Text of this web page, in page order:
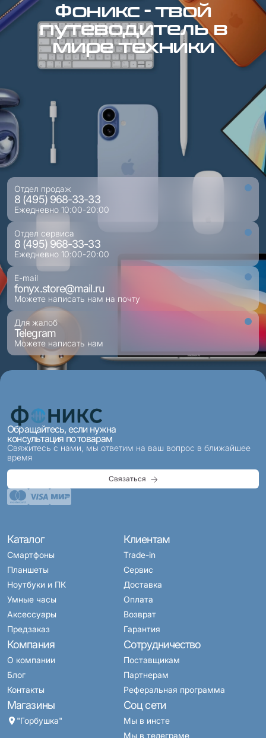
Фоникс - твой
путеводитель в
мире техники
Отдел продаж
8 (495) 968-33-33
Ежедневно 10:00-20:00
Отдел сервиса
8 (495) 968-33-33
Ежедневно 10:00-20:00
E-mail
fonyx.store@mail.ru
Можете написать нам на почту
Для жалоб
Telegram
Можете написать нам
Обращайтесь, если нужна
консультация по товарам
Свяжитесь с нами, мы ответим на ваш вопрос в ближайшее
время
Связаться
Каталог
Смартфоны
Планшеты
Ноутбуки и ПК
Умные часы
Аксессуары
Предзаказ
Клиентам
Trade-in
Сервис
Доставка
Оплата
Возврат
Гарантия
Компания
О компании
Блог
Контакты
Магазины
"Горбушка"
Сотрудничество
Поставщикам
Партнерам
Реферальная программа
Соц сети
Мы в инсте
Мы в телеграме